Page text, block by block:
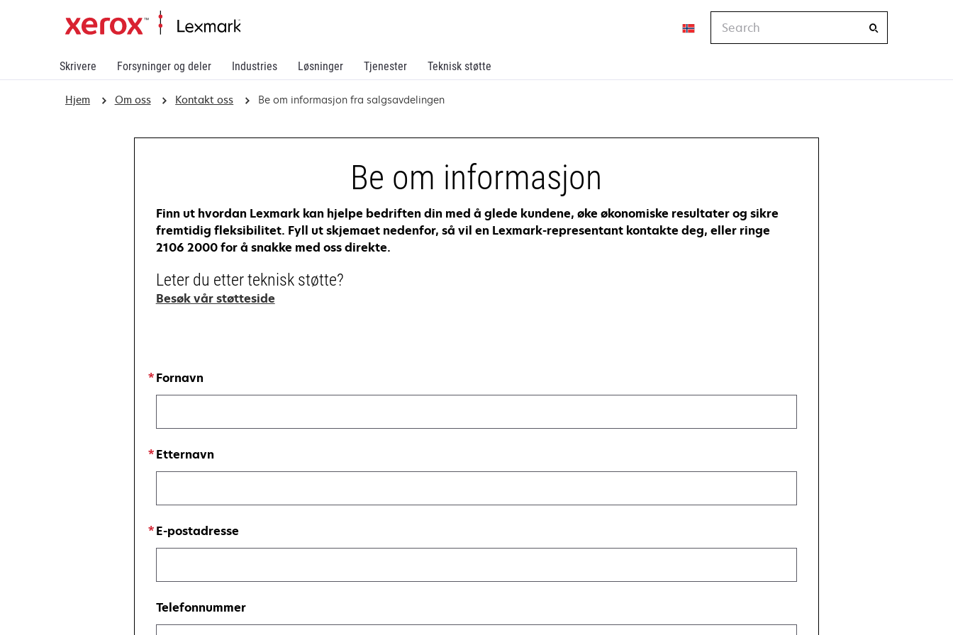
Skrivere Forsyninger og deler Industries Løsninger Tjenester Teknisk støtte
Hjem Om oss Kontakt oss Be om informasjon fra salgsavdelingen
Be om informasjon
Finn ut hvordan Lexmark kan hjelpe bedriften din med å glede kundene, øke økonomiske resultater og sikre
fremtidig fleksibilitet. Fyll ut skjemaet nedenfor, så vil en Lexmark-representant kontakte deg, eller ringe
2106 2000 for å snakke med oss direkte.
Leter du etter teknisk støtte?
Besøk vår støttesideopens
Fornavn
Etternavn
E-postadresse
Telefonnummer